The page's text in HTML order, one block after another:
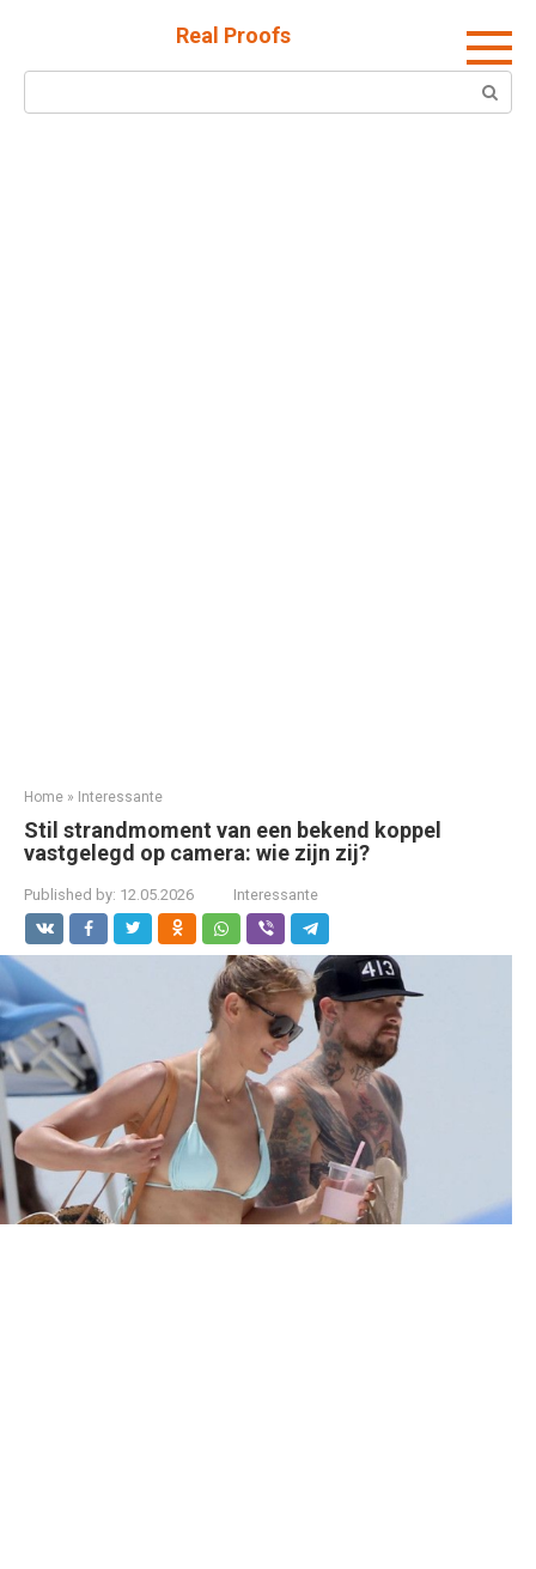
Real Proofs
Home » Interessante
Stil strandmoment van een bekend koppel
vastgelegd op camera: wie zijn zij?
Published by: 12.05.2026 Interessante